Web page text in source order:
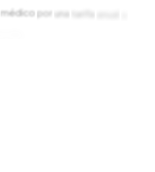
médicopor una tarifa